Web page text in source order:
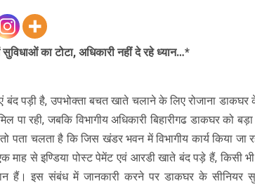
का टोटा, अधिकारी नहीं दे रहे ध्यान…*
पड़ी है, उपभोक्ता बचत खाते चलाने के लिए रोजाना
रही, जबकि विभागीय अधिकारी बिहारीगढ डाकघर को
पता चलता है कि जिस खंडर भवन में विभागीय कार्य किया जा
से इण्डिया पोस्ट पेमेंट एवं आरडी खाते बंद पड़े हैं, किसी
हैं। इस संबंध में जानकारी करने पर डाकघर के सीनियर